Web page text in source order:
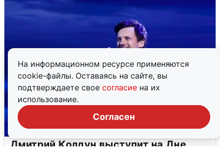
На информационном ресурсе применяются
cookie-файлы. Оставаясь на сайте, вы
подтверждаете свое согласие на их
использование.
Согласен
Дмитрий Колдун выступит на Дне